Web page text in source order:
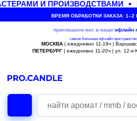
И ПРОИЗВОДСТВАМИ
ВРЕМЯ ОБРАБОТКИ ЗАКАЗА: 1–2
приглашаем вас в наши офлайн
самое большое офлайн
МОСКВА| ежедневно 11-19ч |
ПЕТЕРБУРГ| ежедневно 11-20ч | ул. 12-я